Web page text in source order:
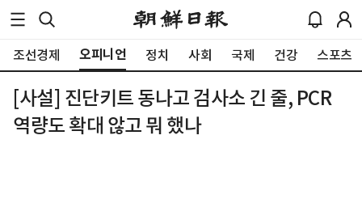
조선경제 오피니언 정치 사회 국제 건강 스포츠
[사설] 진단키트 동나고 검사소 긴 줄, PCR
역량도 확대 않고 뭐 했나